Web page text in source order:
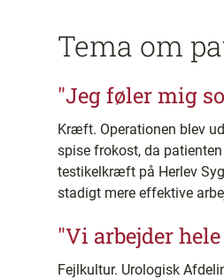
Tema om
"Jeg føler mig
Kræft. Operationen blev
spise frokost, da
testikelkræft på Herlev
stadigt mere effektive
"Vi arbejder
Fejlkultur. Urologisk